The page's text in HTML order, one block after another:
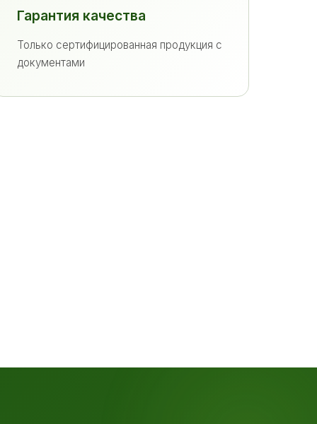
Гарантия качества
Только сертифицированная продукция с
документами